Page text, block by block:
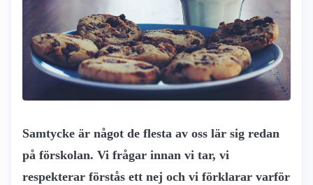
Samtycke är något de flesta av oss lär sig redan
på förskolan. Vi frågar innan vi tar, vi
respekterar förstås ett nej och vi förklarar varför